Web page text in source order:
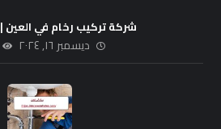
شركة تركيب رخام في العين |0521606327
ديسمبر ١٦, ٢٠٢٤